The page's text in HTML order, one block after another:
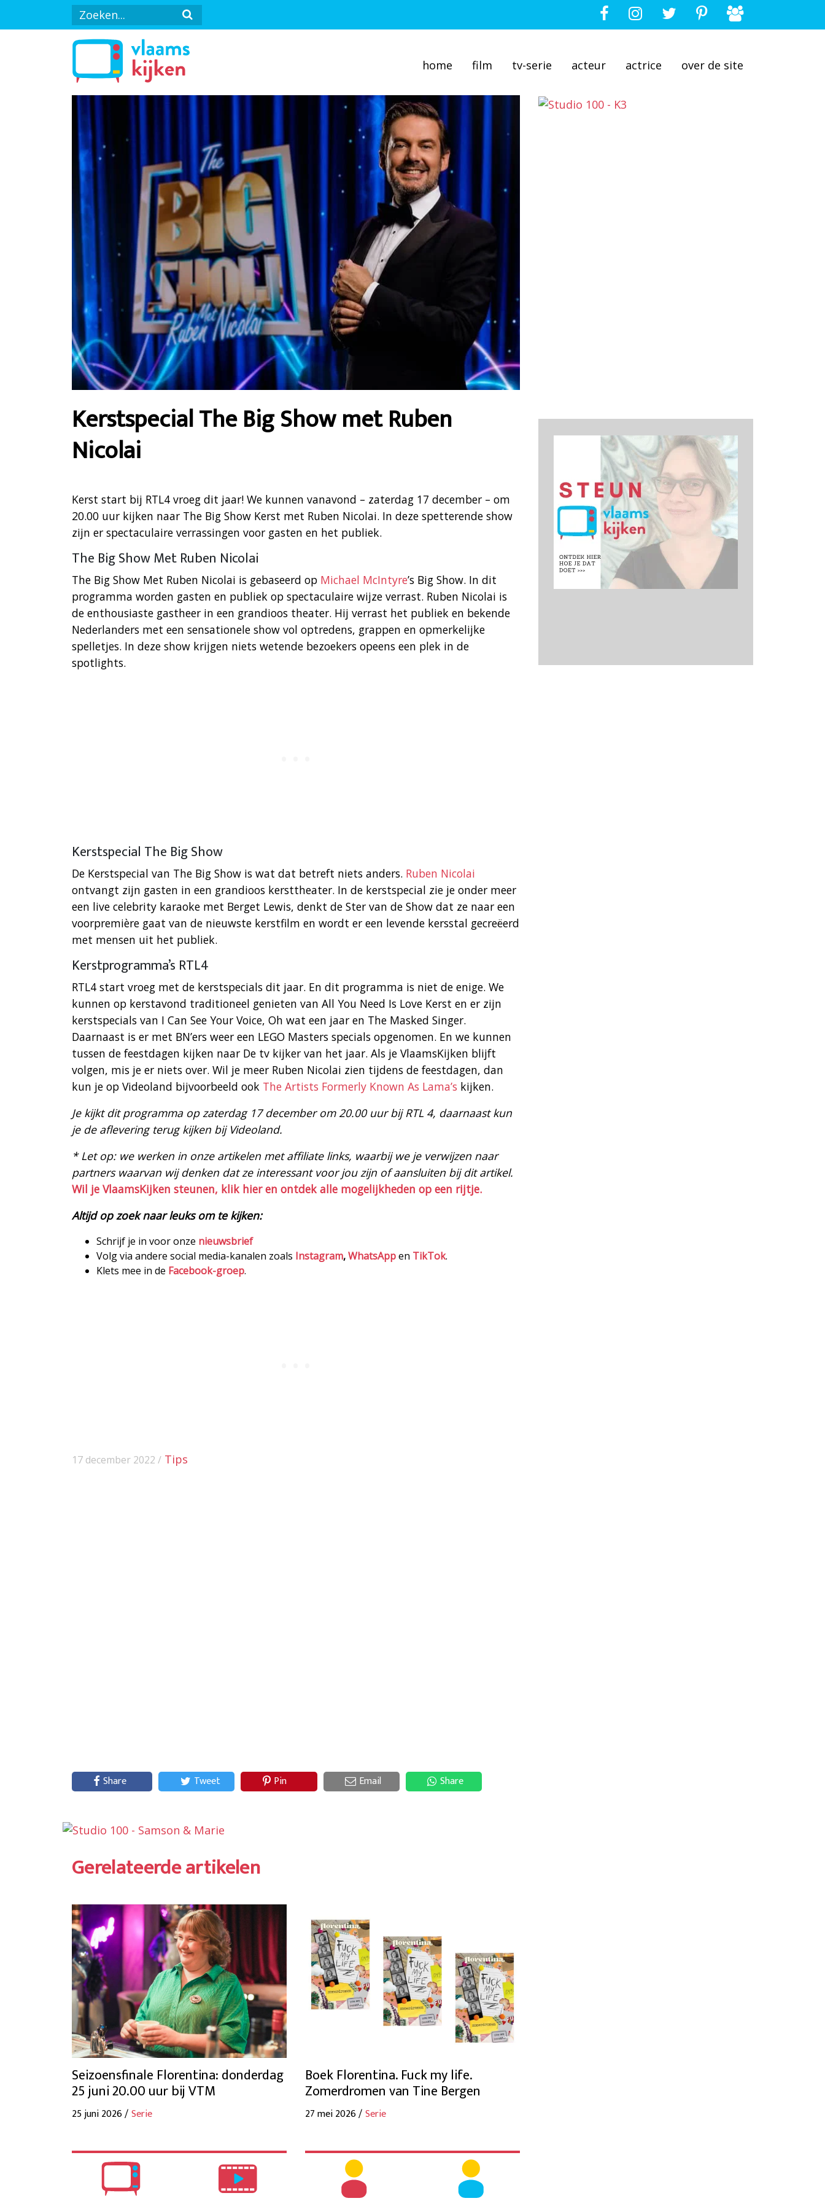
home film tv-serie acteur actrice over de site
Kerstspecial The Big Show met Ruben
Nicolai
Kerst start bij RTL4 vroeg dit jaar! We kunnen vanavond – zaterdag 17 december – om
20.00 uur kijken naar The Big Show Kerst met Ruben Nicolai. In deze spetterende show
zijn er spectaculaire verrassingen voor gasten en het publiek.
The Big Show Met Ruben Nicolai
The Big Show Met Ruben Nicolai is gebaseerd op Michael McIntyre’s Big Show. In dit
programma worden gasten en publiek op spectaculaire wijze verrast. Ruben Nicolai is
de enthousiaste gastheer in een grandioos theater. Hij verrast het publiek en bekende
Nederlanders met een sensationele show vol optredens, grappen en opmerkelijke
spelletjes. In deze show krijgen niets wetende bezoekers opeens een plek in de
spotlights.
Kerstspecial The Big Show
De Kerstspecial van The Big Show is wat dat betreft niets anders. Ruben Nicolai
ontvangt zijn gasten in een grandioos kersttheater. In de kerstspecial zie je onder meer
een live celebrity karaoke met Berget Lewis, denkt de Ster van de Show dat ze naar een
voorpremière gaat van de nieuwste kerstfilm en wordt er een levende kersstal gecreëerd
met mensen uit het publiek.
Kerstprogramma’s RTL4
RTL4 start vroeg met de kerstspecials dit jaar. En dit programma is niet de enige. We
kunnen op kerstavond traditioneel genieten van All You Need Is Love Kerst en er zijn
kerstspecials van I Can See Your Voice, Oh wat een jaar en The Masked Singer.
Daarnaast is er met BN’ers weer een LEGO Masters specials opgenomen. En we kunnen
tussen de feestdagen kijken naar De tv kijker van het jaar. Als je VlaamsKijken blijft
volgen, mis je er niets over. Wil je meer Ruben Nicolai zien tijdens de feestdagen, dan
kun je op Videoland bijvoorbeeld ook The Artists Formerly Known As Lama’s kijken.
Je kijkt dit programma op zaterdag 17 december om 20.00 uur bij RTL 4, daarnaast kun
je de aflevering terug kijken bij Videoland.
* Let op: we werken in onze artikelen met affiliate links, waarbij we je verwijzen naar
partners waarvan wij denken dat ze interessant voor jou zijn of aansluiten bij dit artikel.
Wil je VlaamsKijken steunen, klik hier en ontdek alle mogelijkheden op een rijtje.
Altijd op zoek naar leuks om te kijken:
Schrijf je in voor onze nieuwsbrief
Volg via andere social media-kanalen zoals Instagram,WhatsAppen TikTok.
Klets mee in de Facebook-groep.
17 december 2022 / Tips
Share Tweet Pin Email Share
Gerelateerde artikelen
Seizoensfinale Florentina: donderdag
25 juni 20.00 uur bij VTM
25 juni 2026 /Serie
Boek Florentina. Fuck my life.
Zomerdromen van Tine Bergen
27 mei 2026 /Serie